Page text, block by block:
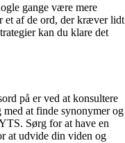
gange være mere
et af de ord, der kræver lidt
kan du klare det
på er ved at konsultere
at finde synonymer og
Sørg for at have en
at udvide din viden og